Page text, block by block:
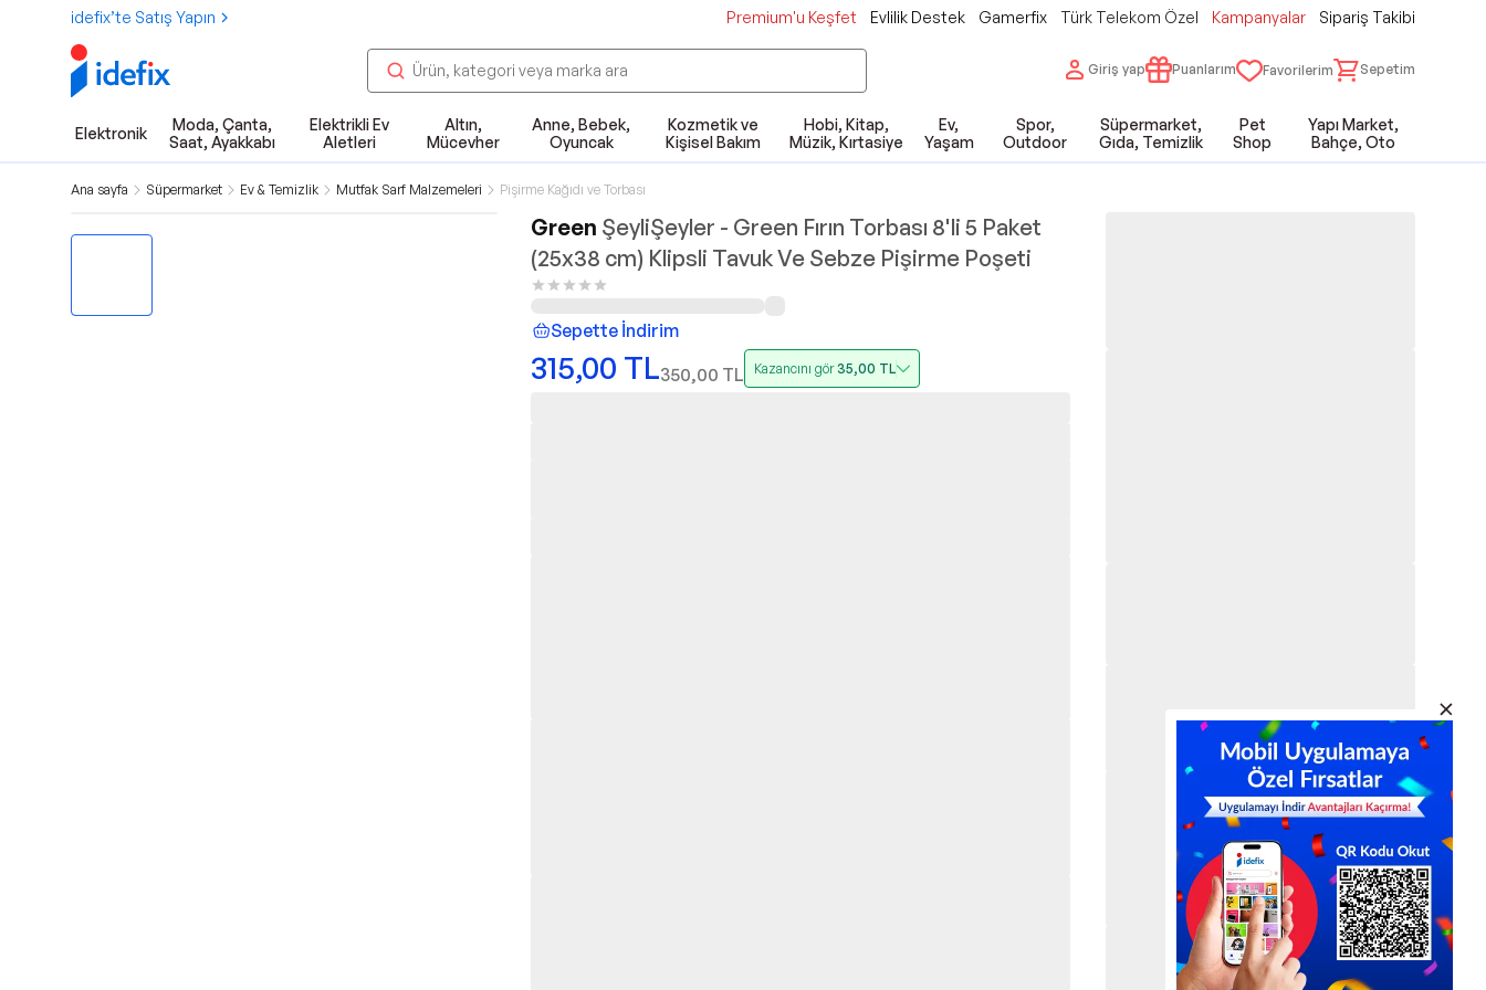
idefix’te Satış Yapın Premium'u Keşfet Evlilik Destek Gamerfix Türk Telekom Özel Kampanyalar Sipariş Takibi
Giriş yap Puanlarım Favorilerim Sepetim
Elektronik
Moda, Çanta,
Saat, Ayakkabı
Elektrikli Ev
Aletleri
Altın,
Mücevher
Anne, Bebek,
Oyuncak
Kozmetik ve
Kişisel Bakım
Hobi, Kitap,
Müzik, Kırtasiye
Ev,
Yaşam
Spor,
Outdoor
Süpermarket,
Gıda, Temizlik
Pet
Shop
Yapı Market,
Bahçe, Oto
Ana sayfa Süpermarket Ev & Temizlik Mutfak Sarf Malzemeleri Pişirme Kağıdı ve Torbası
Green ŞeyliŞeyler - Green Fırın Torbası 8'li 5 Paket
(25x38 cm) Klipsli Tavuk Ve Sebze Pişirme Poşeti
Sepette İndirim
315,00 TL350,00 TL Kazancını gör35,00 TL